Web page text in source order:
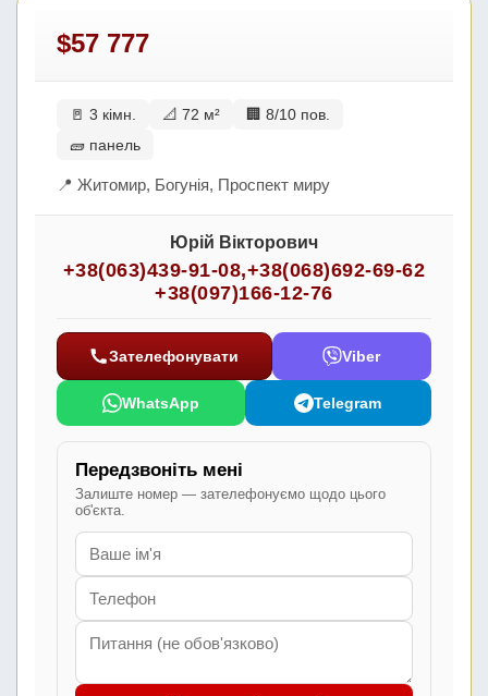
$57 777
🚪 3 кімн. 📐 72 м²
🏢 8/10 пов.
🧱 панель
📍 Житомир, Богунія, Проспект миру
Юрій Вікторович
+38(063)439-91-08,+38(068)692-69-62
+38(097)166-12-76
Зателефонувати Viber
WhatsApp Telegram
Передзвоніть мені
Залиште номер — зателефонуємо щодо цього
об'єкта.